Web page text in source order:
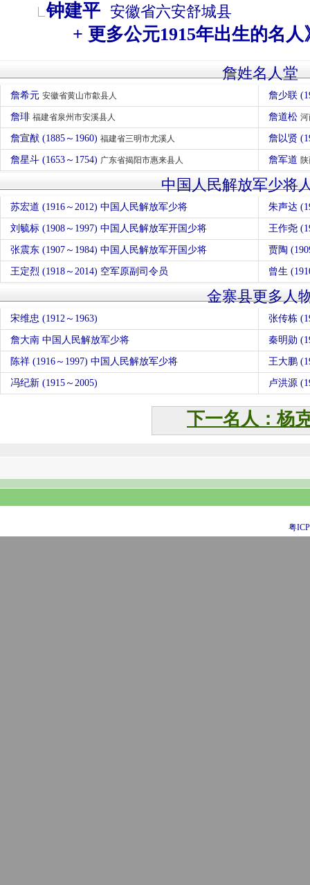
钟建平 安徽省六安舒城县
+ 更多公元1915年出生的名人
詹姓名人堂
詹希元 安徽省黄山市歙县人 詹少联
詹琲 福建省泉州市安溪县人 詹道松
詹宣猷 (1885～1960) 福建省三明市尤溪人 詹以贤
詹星斗 (1653～1754) 广东省揭阳市惠来县人 詹军道
中国人民解放军少将
苏宏道 (1916～2012) 中国人民解放军少将 朱声达
刘毓标 (1908～1997) 中国人民解放军开国少将 王作尧
张震东 (1907～1984) 中国人民解放军开国少将 贾陶
王定烈 (1918～2014) 空军原副司令员 曾生
金寨县更多人
宋维忠 (1912～1963) 张传栋
詹大南 中国人民解放军少将 秦明勋
陈祥 (1916～1997) 中国人民解放军少将 王大鹏
冯纪新 (1915～2005) 卢洪源
下一名人：杨
粤